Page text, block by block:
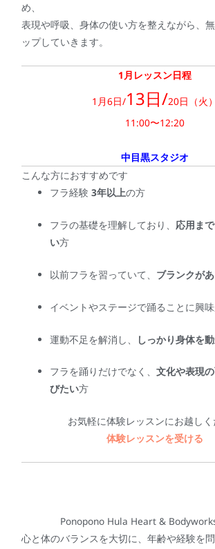
め、
表現や呼吸、身体の使い方を整えながら、
ップしていきます。
1月レッスン日程
1月6日/13日/20日（火）
11:00〜12:20
中目黒スタジオ
こんな方におすすめです
フラ経験3年以上の方
フラの基礎を理解しており、 応用ま
い方
以前フラを習っていて、 ブランクが
イベントやステージで踊ることに興
運動不足を解消し、 しっかり身体を
フラを踊りだけでなく、文化や表現
びたい方
お気軽に体験レッスンにお越し
体験レッスンを受ける
Ponopono Hula Heart &
心と体のバランスを大切に、年齢や経験を